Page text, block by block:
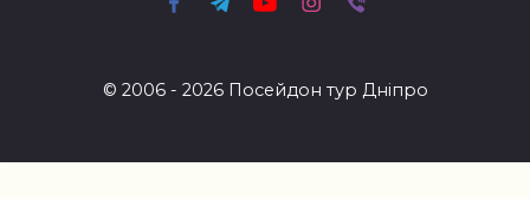
© 2006 - 2026 Посейдон тур Дніпро